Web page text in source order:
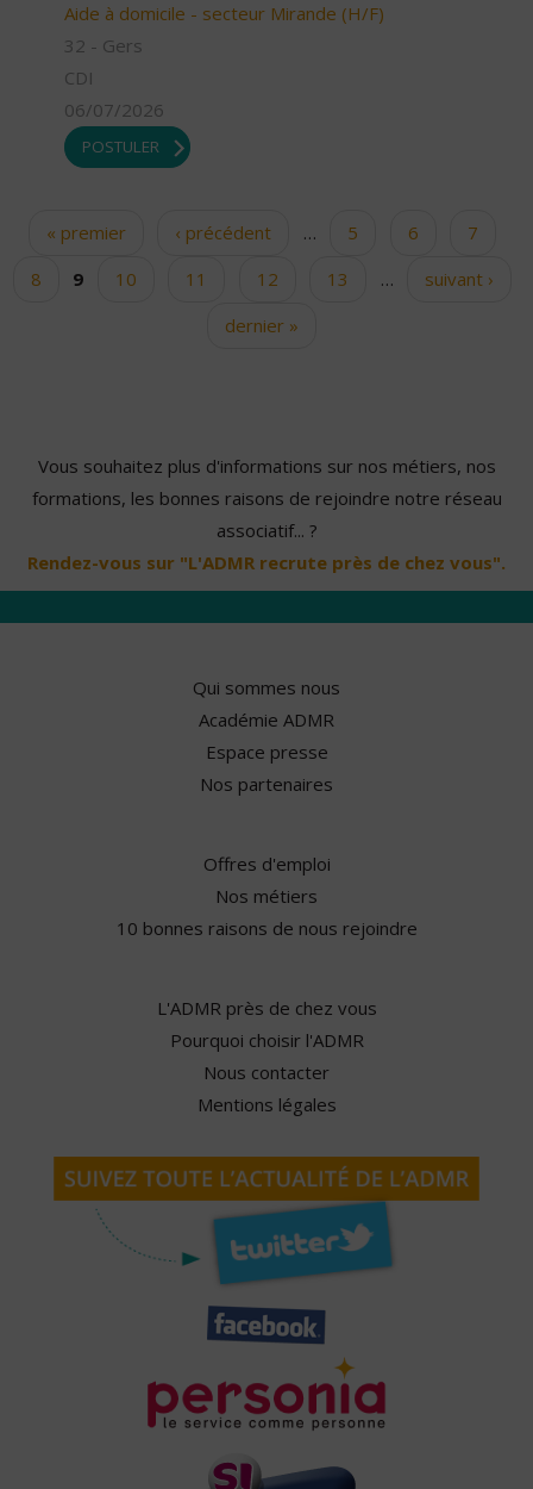
Aide à domicile - secteur Mirande (H/F)
32 - Gers
CDI
06/07/2026
POSTULER
Pages« premier ‹ précédent … 5 6
7
8
9 10 11 12 13 …
suivant ›
dernier »
Vous souhaitez plus d'informations sur nos métiers, nos
formations, les bonnes raisons de rejoindre notre réseau
associatif... ?
Rendez-vous sur "L'ADMR recrute près de chez vous".
Qui sommes nous
Académie ADMR
Espace presse
Nos partenaires
Offres d'emploi
Nos métiers
10 bonnes raisons de nous rejoindre
L'ADMR près de chez vous
Pourquoi choisir l'ADMR
Nous contacter
Mentions légales